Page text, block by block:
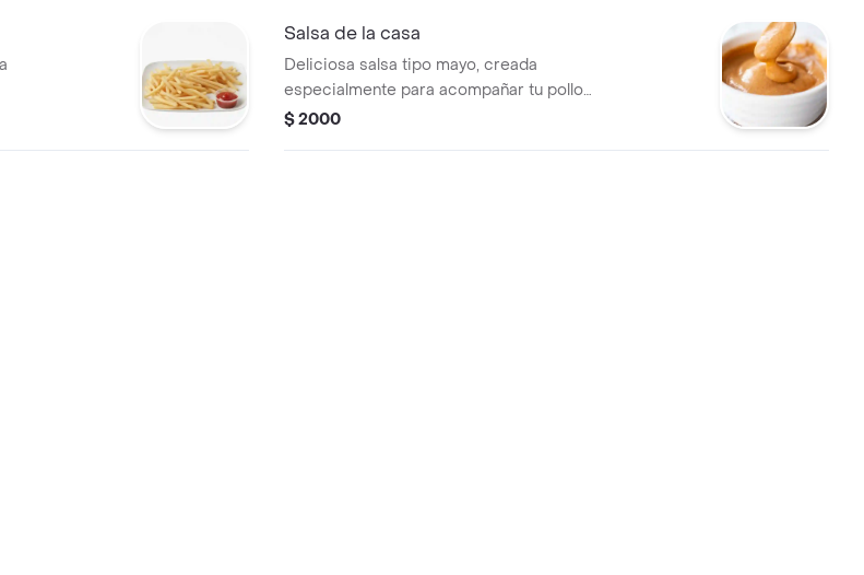
Salsa de la casa
Deliciosa salsa tipo mayo, creada
especialmente para acompañar tu pollo
broaster
$ 2000